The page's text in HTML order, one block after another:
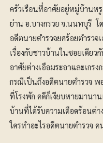
ครัวเรือนที่อาศัยอยู่หมู่บ้านห
ย่าน อ.บางกรวย จ.นนทบุรี โ
อดีตนายตำรวจยศร้อยตำรวจ
เรื่องกับชาวบ้านในซอยเดียว
อาศัยต่างเอือมระอาและเกรง
กรณีเป็นถึงอดีตนายตำรวจ พ
ที่โรงพัก คดีก็เงียบหายมานา
บ้านที่ได้รับความเดือดร้อนต่า
ใครทำอะไรอดีตนายตำรวจ ค